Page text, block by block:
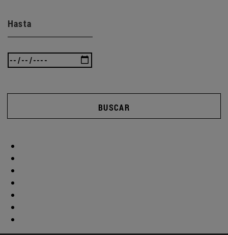
Hasta
BUSCAR